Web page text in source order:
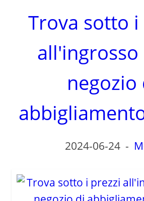
Trova sotto i
all'ingrosso
negozio
2024-06-24 -